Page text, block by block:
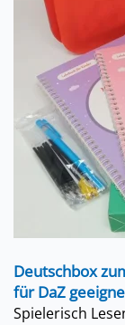
Deutschbox
für DaZ
Spielerisch